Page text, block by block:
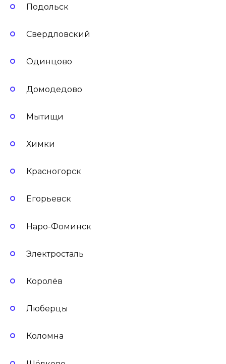
Подольск
Свердловский
Одинцово
Домодедово
Мытищи
Химки
Красногорск
Егорьевск
Наро-Фоминск
Электросталь
Королёв
Люберцы
Коломна